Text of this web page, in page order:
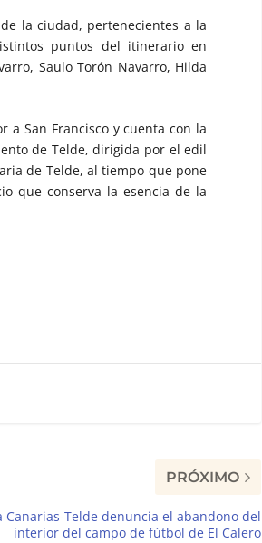
la ciudad, pertenecientes a la
puntos del itinerario en
Saulo Torón Navarro, Hilda
a San Francisco y cuenta con la
de Telde, dirigida por el edil
de Telde, al tiempo que pone
que conserva la esencia de la
PRÓXIMO
Canarias-Telde denuncia el abandono del
interior del campo de fútbol de El Calero